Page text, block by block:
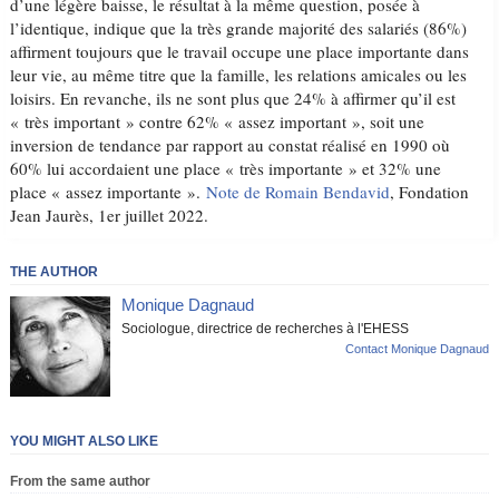
l’identique, indique que la très grande majorité des salariés (86%)
affirment toujours que le travail occupe une place importante dans
leur vie, au même titre que la famille, les relations amicales ou les
loisirs. En revanche, ils ne sont plus que 24% à affirmer qu’il est
« très important » contre 62% « assez important », soit une
inversion de tendance par rapport au constat réalisé en 1990 où
60% lui accordaient une place « très importante » et 32% une
place « assez importante ».Note de Romain Bendavid, Fondation
Jean Jaurès, 1er juillet 2022.
THE AUTHOR
Monique Dagnaud
Sociologue, directrice de recherches à l'EHESS
Contact Monique Dagnaud
YOU MIGHT ALSO LIKE
From the same author